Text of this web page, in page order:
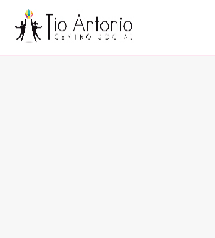
contenido